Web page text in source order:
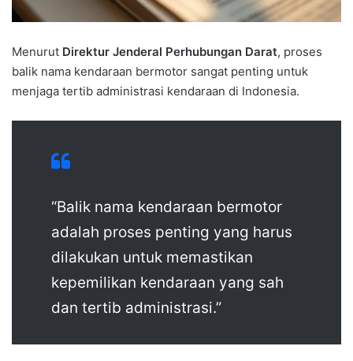
Menurut Direktur Jenderal Perhubungan Darat, proses
balik nama kendaraan bermotor sangat penting untuk
menjaga tertib administrasi kendaraan di Indonesia.
“Balik nama kendaraan bermotor
adalah proses penting yang harus
dilakukan untuk memastikan
kepemilikan kendaraan yang sah
dan tertib administrasi.”